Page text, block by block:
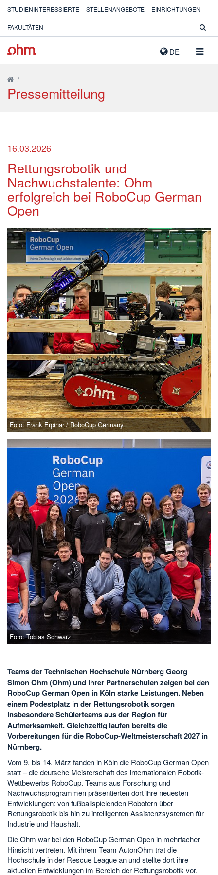
DE
STUDIENINTERESSIERTE STELLENANGEBOTE EINRICHTUNGEN
FAKULTÄTEN
/
Pressemitteilung
16.03.2026
Rettungsrobotik und
Nachwuchstalente: Ohm
erfolgreich bei RoboCup German
Open
Foto: Frank Erpinar / RoboCup Germany
Foto: Tobias Schwarz
Teams der Technischen Hochschule Nürnberg Georg
Simon Ohm (Ohm) und ihrer Partnerschulen zeigen bei den
RoboCup German Open in Köln starke Leistungen. Neben
einem Podestplatz in der Rettungsrobotik sorgen
insbesondere Schülerteams aus der Region für
Aufmerksamkeit. Gleichzeitig laufen bereits die
Vorbereitungen für die RoboCup-Weltmeisterschaft 2027 in
Nürnberg.
Vom 9. bis 14. März fanden in Köln die RoboCup German Open
statt – die deutsche Meisterschaft des internationalen Robotik-
Wettbewerbs RoboCup. Teams aus Forschung und
Nachwuchsprogrammen präsentierten dort ihre neuesten
Entwicklungen: von fußballspielenden Robotern über
Rettungsrobotik bis hin zu intelligenten Assistenzsystemen für
Industrie und Haushalt.
Die Ohm war bei den RoboCup German Open in mehrfacher
Hinsicht vertreten. Mit ihrem Team AutonOhm trat die
Hochschule in der Rescue League an und stellte dort ihre
aktuellen Entwicklungen im Bereich der Rettungsrobotik vor.